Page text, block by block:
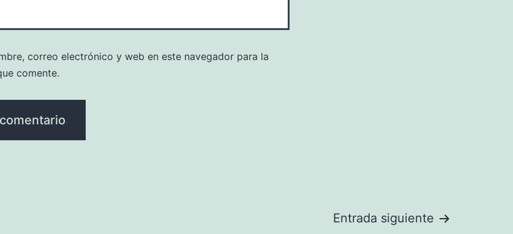
correo electrónico y web en este navegador para la
comente.
Entrada siguiente